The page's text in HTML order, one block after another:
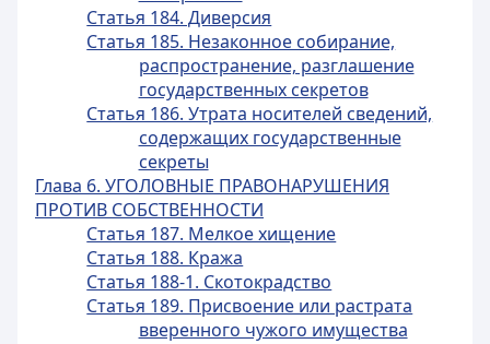
Статья 184. Диверсия
Статья 185. Незаконное собирание,
распространение, разглашение
государственных секретов
Статья 186. Утрата носителей сведений,
содержащих государственные
секреты
Глава 6. УГОЛОВНЫЕ ПРАВОНАРУШЕНИЯ
ПРОТИВ СОБСТВЕННОСТИ
Статья 187. Мелкое хищение
Статья 188. Кража
Статья 188-1. Скотокрадство
Статья 189. Присвоение или растрата
вверенного чужого имущества